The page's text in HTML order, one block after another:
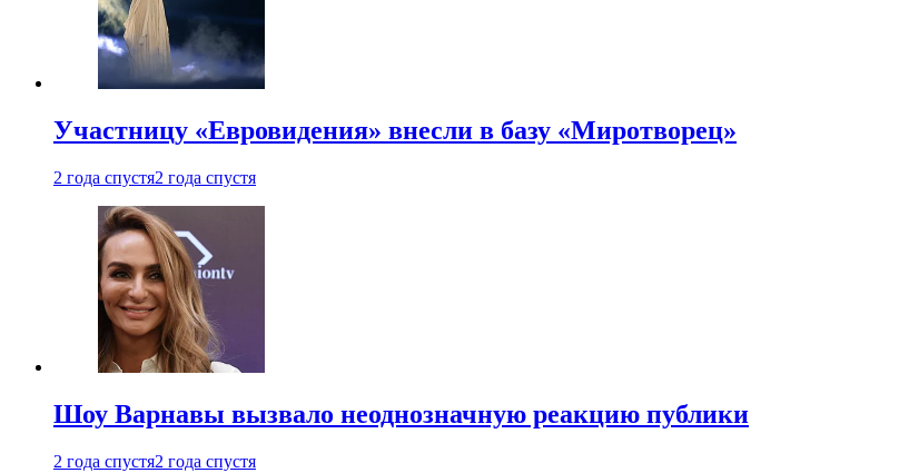
Участницу «Евровидения» внесли в базу «Миротворец»
2 года спустя2 года спустя
Шоу Варнавы вызвало неоднозначную реакцию публики
2 года спустя2 года спустя